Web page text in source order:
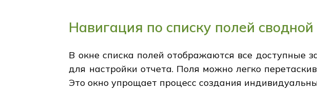
Навигация по списку полей
В окне списка полей отображаются все доступные
для настройки отчета. Поля можно легко
Это окно упрощает процесс создания